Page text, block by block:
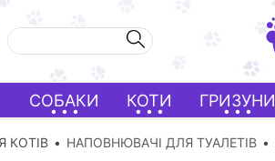
СОБАКИ КОТИ ГРИЗУНИ
КОТІВ НАПОВНЮВАЧІ ДЛЯ ТУАЛЕТІВ